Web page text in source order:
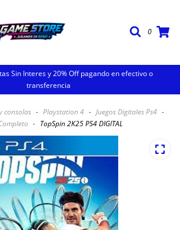
0
Sin Interes y 20% Off pagando en efectivo o
transferencia
consolas - Playstation 4 - Juegos Digitales Ps4 -
- TopSpin 2K25 PS4 DIGITAL